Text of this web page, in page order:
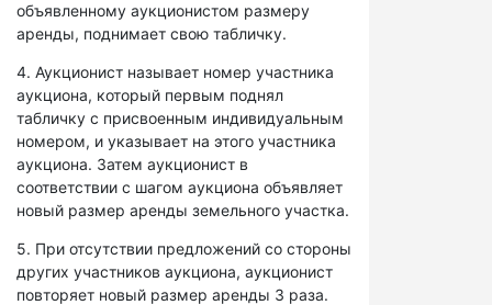
объявленному аукционистом размеру
аренды, поднимает свою табличку.
4. Аукционист называет номер участника
аукциона, который первым поднял
табличку с присвоенным индивидуальным
номером, и указывает на этого участника
аукциона. Затем аукционист в
соответствии с шагом аукциона объявляет
новый размер аренды земельного участка.
5. При отсутствии предложений со стороны
других участников аукциона, аукционист
повторяет новый размер аренды 3 раза.